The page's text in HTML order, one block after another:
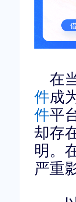
在
件成
件平
却存
明。
严重